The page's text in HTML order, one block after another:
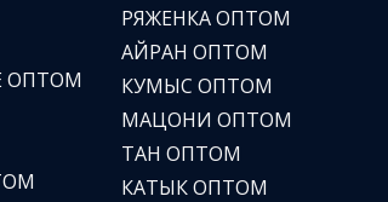
ОПТОМ
РЯЖЕНКА ОПТОМ
АЙРАН ОПТОМ
КУМЫС ОПТОМ
МАЦОНИ ОПТОМ
ТАН ОПТОМ
КАТЫК ОПТОМ